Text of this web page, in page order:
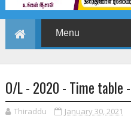
O/L - 2020 - Time table
Thiraddu January 30, 2021